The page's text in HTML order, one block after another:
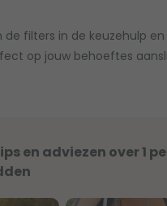
de filters in de keuzehulp
op jouw behoeftes
en adviezen over 1